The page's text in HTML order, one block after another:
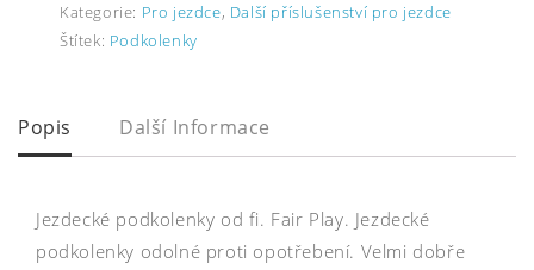
Kategorie: Pro jezdce, Další příslušenství pro jezdce
Štítek: Podkolenky
Popis Další Informace
Jezdecké podkolenky od fi. Fair Play. Jezdecké
podkolenky odolné proti opotřebení. Velmi dobře